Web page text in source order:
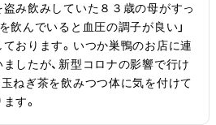
み飲みしていた８３歳の母がすっ
飲んでいると血圧の調子が良い」
おります。いつか巣鴨のお店に連
したが、新型コロナの影響で行け
ねぎ茶を飲みつつ体に気を付けて
す。